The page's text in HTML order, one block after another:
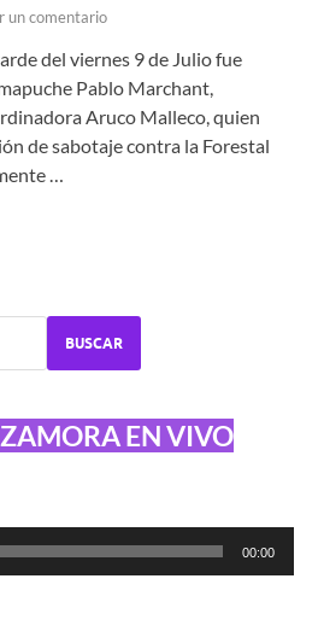
un comentario
del viernes 9 de Julio fue
Pablo Marchant,
Aruco Malleco, quien
de sabotaje contra la Forestal
…
BUSCAR
EN VIVO
00:00